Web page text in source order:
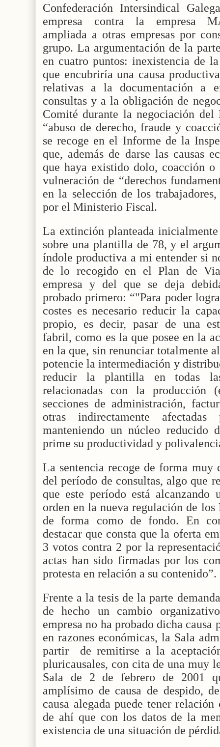
Confederación Intersindical
empresa contra la empresa
ampliada a otras empresas por
grupo. La argumentación de la
en cuatro puntos: inexistencia de
que encubriría una causa
relativas a la documentación a
consultas y a la obligación de
Comité durante la negociación
“abuso de derecho, fraude y
se recoge en el Informe de la
que, además de darse las causas
que haya existido dolo, coacción o
vulneración de “derechos
en la selección de los
por el Ministerio Fiscal.
La extinción planteada
sobre una plantilla de 78, y el
índole productiva a mi entender si
de lo recogido en el Plan de
empresa y del que se deja
probado primero: “"Para poder
costes es necesario reducir la
propio, es decir, pasar de una
fabril, como es la que posee en la
en la que, sin renunciar totalmente
potencie la intermediación y
reducir la plantilla en todas las
relacionadas con la producción
secciones de administración,
otras indirectamente
manteniendo un núcleo reducido
prime su productividad y
La sentencia recoge de forma muy
del período de consultas, algo que
que este período está alcanzando
orden en la nueva regulación de los
de forma como de fondo. En
destacar que consta que la oferta
3 votos contra 2 por la
actas han sido firmadas por los
protesta en relación a su contenido”.
Frente a la tesis de la parte
de hecho un cambio
empresa no ha probado dicha causa
en razones económicas, la Sala
partir
de remitirse a la
pluricausales, con cita de una muy
Sala de 2 de febrero de 2001
amplísimo de causa de despido,
causa alegada puede tener
de ahí que con los datos de la
existencia de una situación de